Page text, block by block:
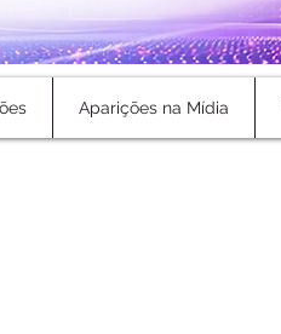
Aparições na Mídia